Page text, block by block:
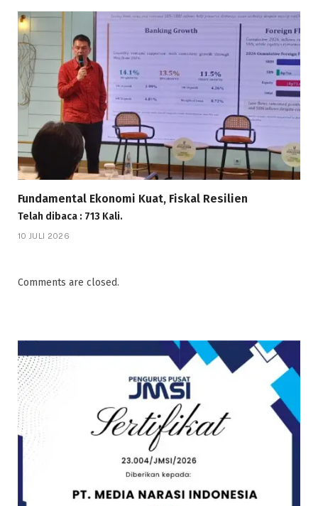
Fundamental Ekonomi Kuat, Fiskal Resilien
Telah dibaca : 713 Kali.
10 JULI 2026
Comments are closed.